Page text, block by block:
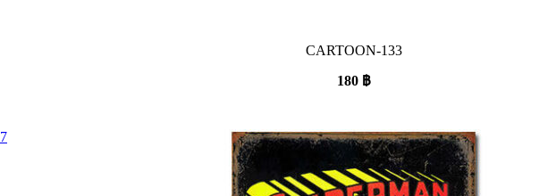
CARTOON-133
180 ฿